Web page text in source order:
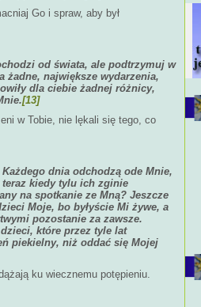
Go i spraw, aby był
od świata, ale podtrzymuj w
żadne, największe wydarzenia,
dla ciebie żadnej różnicy,
[13]
w Tobie, nie lękali się tego, co
dnia odchodzą ode Mnie,
kiedy tylu ich zginie
na spotkanie ze Mną? Jeszcze
Moje, bo byłyście Mi żywe, a
pozostanie za zawsze.
które przez tyle lat
piekielny, niż oddać się Mojej
ku wiecznemu potępieniu.